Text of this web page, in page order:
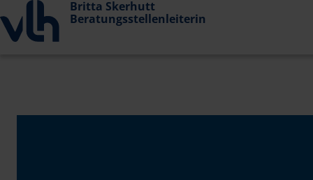
Britta Skerhutt
Beratungsstellenleiterin